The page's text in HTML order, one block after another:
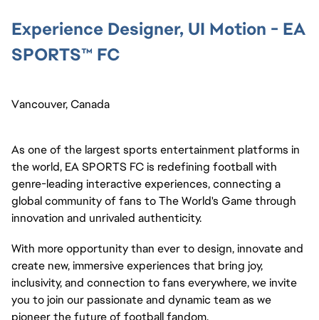
Experience Designer, UI Motion - EA
SPORTS™ FC
Vancouver, Canada
As one of the largest sports entertainment platforms in
the world, EA SPORTS FC is redefining football with
genre-leading interactive experiences, connecting a
global community of fans to The World's Game through
innovation and unrivaled authenticity.
With more opportunity than ever to design, innovate and
create new, immersive experiences that bring joy,
inclusivity, and connection to fans everywhere, we invite
you to join our passionate and dynamic team as we
pioneer the future of football fandom.